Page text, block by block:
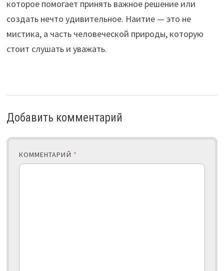
которое помогает принять важное решение или
создать нечто удивительное. Наитие — это не
мистика, а часть человеческой природы, которую
стоит слушать и уважать.
Добавить комментарий
КОММЕНТАРИЙ *